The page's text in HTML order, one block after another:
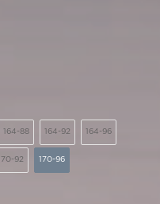
164-88 164-92 164-96
170-92 170-96